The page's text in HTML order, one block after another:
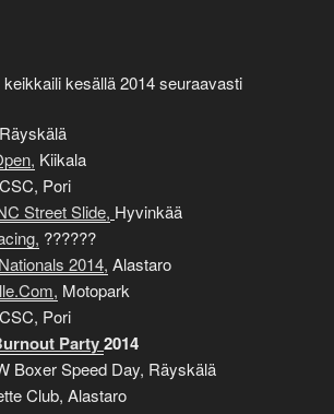
kesällä 2014 seuraavasti
Kiikala
Pori
Street Slide, Hyvinkää
??????
2014, Alastaro
Motopark
Pori
Party2014
Boxer Speed Day, Räyskälä
Club, Alastaro